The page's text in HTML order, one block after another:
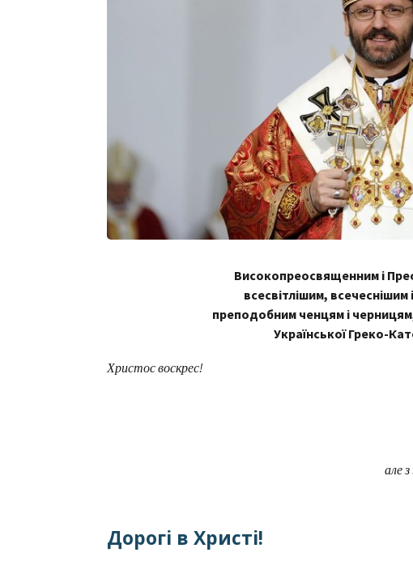
Високопреосвященним і
всесвітлішим,
преподобним ченцям і
Української Греко-
Христос воскрес!
але
Дорогі в Христі!